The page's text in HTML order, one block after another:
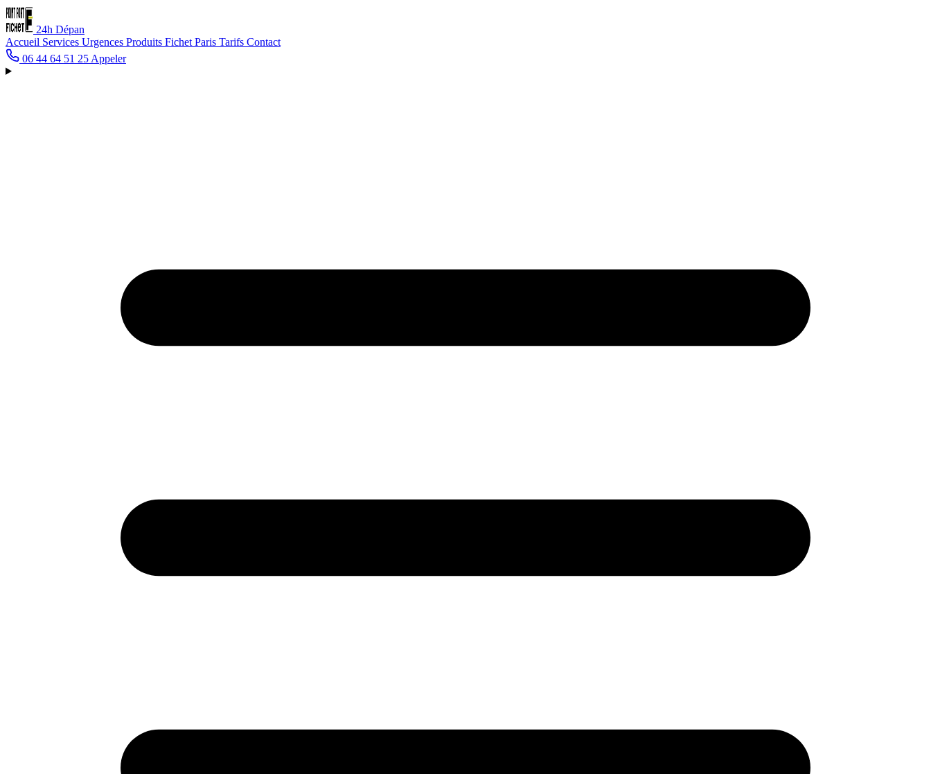
24h Dépan
Accueil Services Urgences Produits Fichet Paris Tarifs Contact
06 44 64 51 25 Appeler